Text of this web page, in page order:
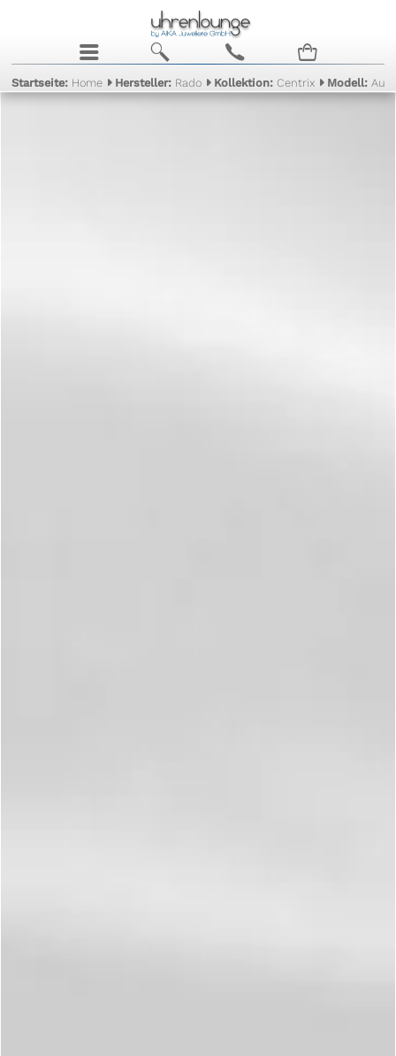
j b c n
Startseite: Home Hersteller: Rado Kollektion:Centrix Modell: